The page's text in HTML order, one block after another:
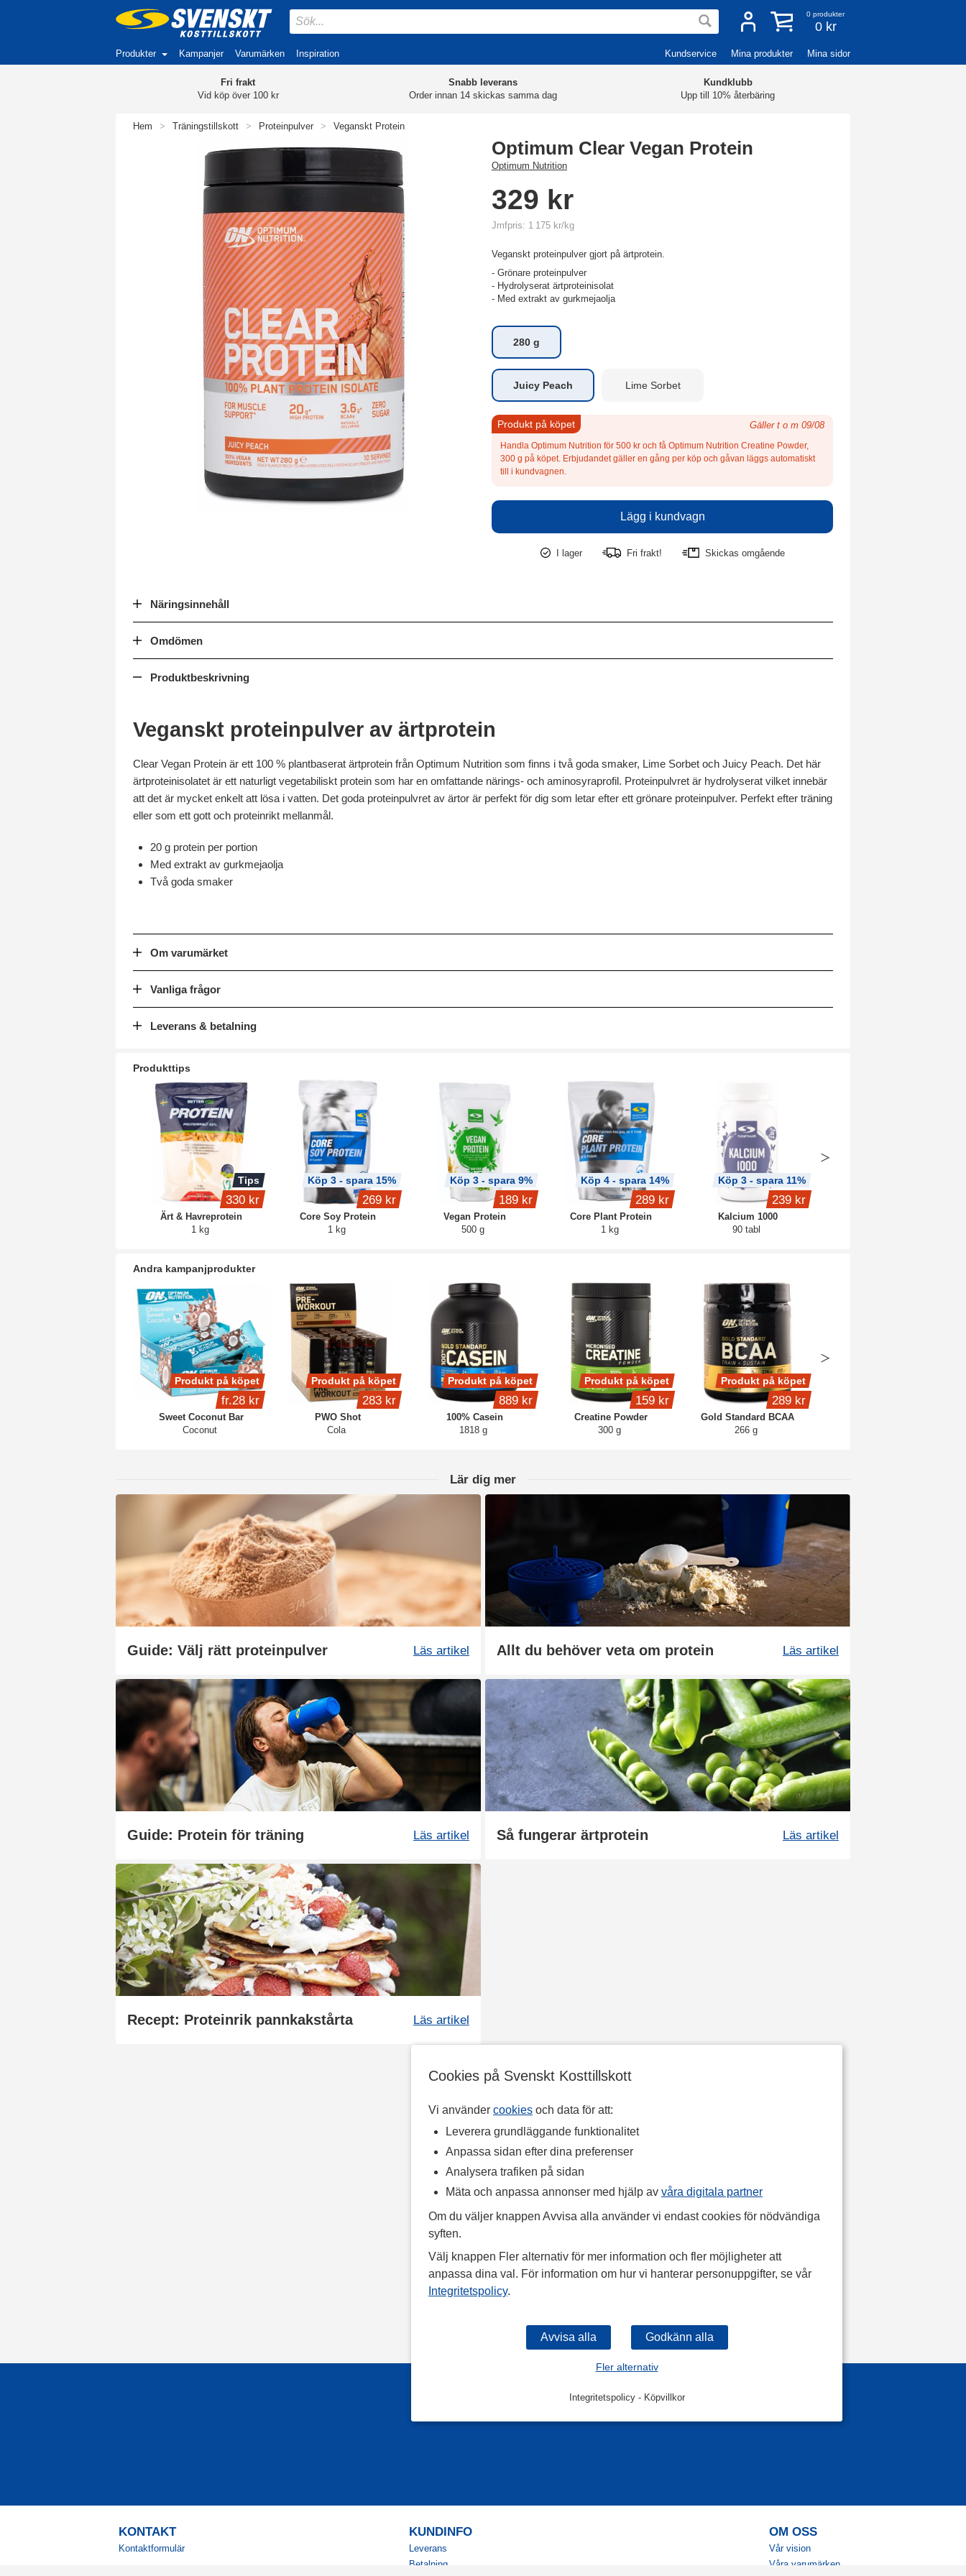
Cookies på Svenskt Kosttillskott
Vi använder cookies och data för att:
Leverera grundläggande funktionalitet
Anpassa sidan efter dina preferenser
Analysera trafiken på sidan
Mäta och anpassa annonser med hjälp av våra digitala partner
Om du väljer knappen Avvisa alla använder vi endast cookies för nödvändiga
syften.
Välj knappen Fler alternativ för mer information och fler möjligheter att
anpassa dina val. För information om hur vi hanterar personuppgifter, se vår
Integritetspolicy.
Fler alternativ
Integritetspolicy- Köpvillkor
0 produkter
0 kr
Produkter Kampanjer Varumärken Inspiration Kundservice Mina produkter Mina sidor
Fri frakt
Vid köp över 100 kr
Snabb leverans
Order innan 14 skickas samma dag
Kundklubb
Upp till 10% återbäring
Hem > Träningstillskott > Proteinpulver > Veganskt Protein
Optimum Clear Vegan Protein
Optimum Nutrition
329 kr
Jmfpris: 1 175 kr/kg
Veganskt proteinpulver gjort på ärtprotein.
- Grönare proteinpulver
- Hydrolyserat ärtproteinisolat
- Med extrakt av gurkmejaolja
280 g
Juicy Peach Lime Sorbet
Produkt på köpet Gäller t o m 09/08
Handla Optimum Nutrition för 500 kr och få Optimum Nutrition Creatine Powder,
300 g på köpet. Erbjudandet gäller en gång per köp och gåvan läggs automatiskt
till i kundvagnen.
I lager Fri frakt! Skickas omgående
Näringsinnehåll
Omdömen
Produktbeskrivning
Veganskt proteinpulver av ärtprotein
Clear Vegan Protein är ett 100 % plantbaserat ärtprotein från Optimum Nutrition som finns i två goda smaker, Lime Sorbet och Juicy Peach. Det här
ärtproteinisolatet är ett naturligt vegetabiliskt protein som har en omfattande närings- och aminosyraprofil. Proteinpulvret är hydrolyserat vilket innebär
att det är mycket enkelt att lösa i vatten. Det goda proteinpulvret av ärtor är perfekt för dig som letar efter ett grönare proteinpulver. Perfekt efter träning
eller som ett gott och proteinrikt mellanmål.
20 g protein per portion
Med extrakt av gurkmejaolja
Två goda smaker
Om varumärket
Vanliga frågor
Leverans & betalning
Produkttips
Ärt & Havreprotein
1 kg
Tips
330 kr
Core Soy Protein
1 kg
Köp 3 - spara 15%
269 kr
Vegan Protein
500 g
Köp 3 - spara 9%
189 kr
Core Plant Protein
1 kg
Köp 4 - spara 14%
289 kr
Kalcium 1000
90 tabl
Köp 3 - spara 11%
239 kr
Andra kampanjprodukter
Sweet Coconut Bar
Coconut
Produkt på köpet
fr.28 kr
PWO Shot
Cola
Produkt på köpet
283 kr
100% Casein
1818 g
Produkt på köpet
889 kr
Creatine Powder
300 g
Produkt på köpet
159 kr
Gold Standard BCAA
266 g
Produkt på köpet
289 kr
Lär dig mer
Guide: Välj rätt proteinpulver Läs artikel Allt du behöver veta om protein Läs artikel
Guide: Protein för träning Läs artikel Så fungerar ärtprotein Läs artikel
Recept: Proteinrik pannkakstårta Läs artikel
KONTAKT
Kontaktformulär
KUNDINFO
Leverans
Betalning
OM OSS
Vår vision
Våra varumärken